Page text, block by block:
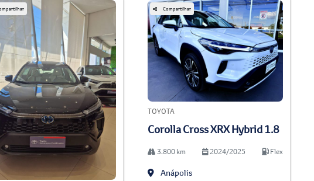
Compartilhar
TOYOTA
Corolla Cross XRX Hybrid 1.8
3.800 km 2024/2025 Flex
Anápolis